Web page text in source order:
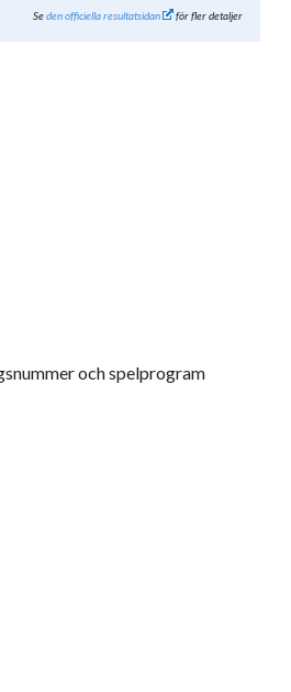
Seden officiella resultatsidan för fler detaljer
och spelprogram